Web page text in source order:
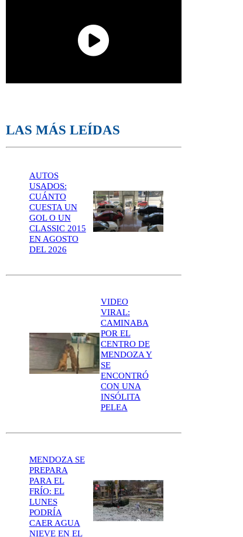
LAS MÁS LEÍDAS
AUTOS
USADOS:
CUÁNTO
CUESTA UN
GOL O UN
CLASSIC 2015
EN AGOSTO
DEL 2026
VIDEO
VIRAL:
CAMINABA
POR EL
CENTRO DE
MENDOZA Y
SE
ENCONTRÓ
CON UNA
INSÓLITA
PELEA
MENDOZA SE
PREPARA
PARA EL
FRÍO: EL
LUNES
PODRÍA
CAER AGUA
NIEVE EN EL